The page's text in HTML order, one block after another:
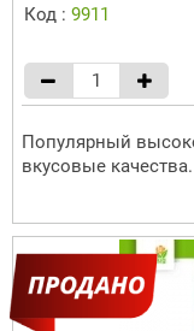
Код : 9911
Популярный
вкусовые